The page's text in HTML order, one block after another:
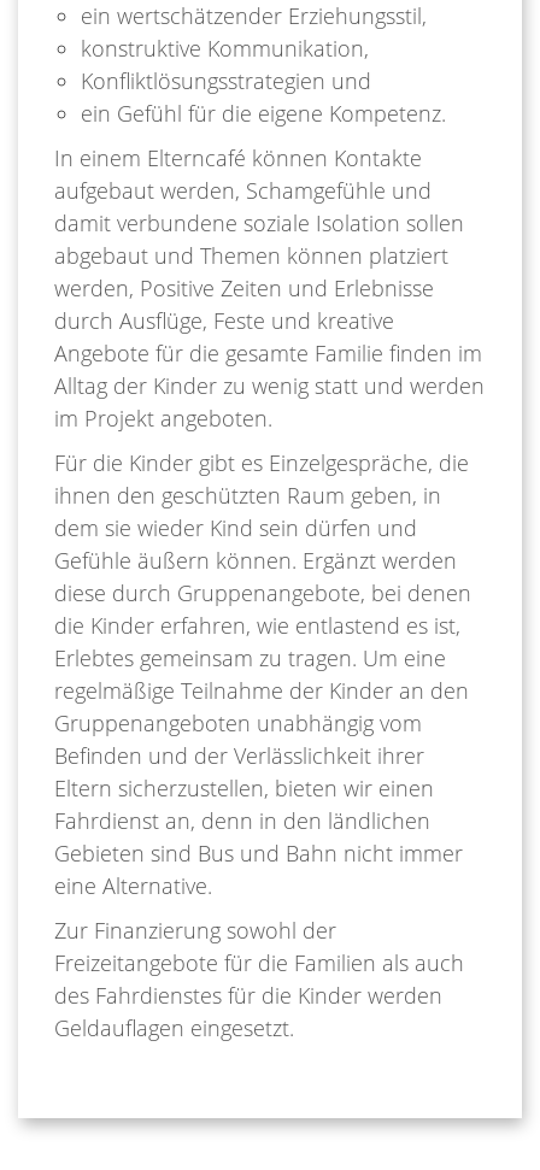
ein wertschätzender Erziehungsstil,
konstruktive Kommunikation,
Konfliktlösungsstrategien und
ein Gefühl für die eigene Kompetenz.
In einem Elterncafé können Kontakte
aufgebaut werden, Schamgefühle und
damit verbundene soziale Isolation sollen
abgebaut und Themen können platziert
werden, Positive Zeiten und Erlebnisse
durch Ausflüge, Feste und kreative
Angebote für die gesamte Familie finden im
Alltag der Kinder zu wenig statt und werden
im Projekt angeboten.
Für die Kinder gibt es Einzelgespräche, die
ihnen den geschützten Raum geben, in
dem sie wieder Kind sein dürfen und
Gefühle äußern können. Ergänzt werden
diese durch Gruppenangebote, bei denen
die Kinder erfahren, wie entlastend es ist,
Erlebtes gemeinsam zu tragen. Um eine
regelmäßige Teilnahme der Kinder an den
Gruppenangeboten unabhängig vom
Befinden und der Verlässlichkeit ihrer
Eltern sicherzustellen, bieten wir einen
Fahrdienst an, denn in den ländlichen
Gebieten sind Bus und Bahn nicht immer
eine Alternative.
Zur Finanzierung sowohl der
Freizeitangebote für die Familien als auch
des Fahrdienstes für die Kinder werden
Geldauflagen eingesetzt.